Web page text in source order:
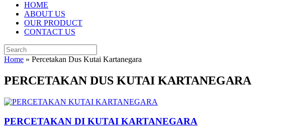
HOME
ABOUT US
OUR PRODUCT
CONTACT US
Search
for:
Home » Percetakan Dus Kutai Kartanegara
PERCETAKAN DUS KUTAI KARTANEGARA
PERCETAKAN DI KUTAI KARTANEGARA